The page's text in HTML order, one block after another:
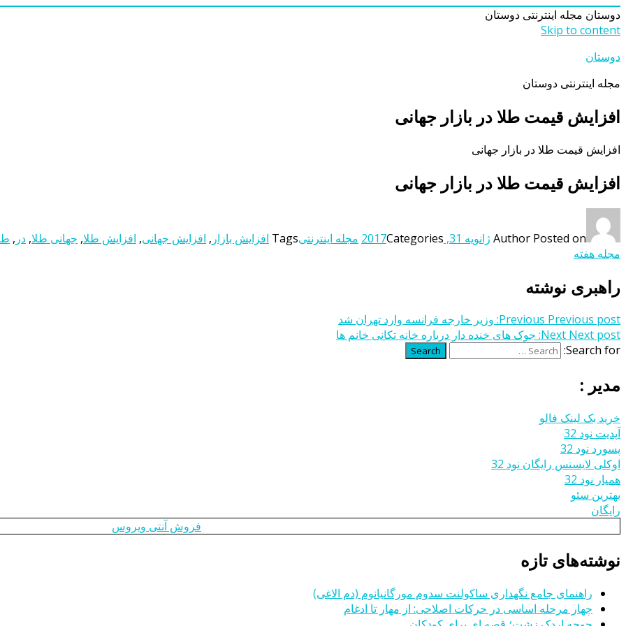
دوستان مجله اینترنتی دوستان
Skip to content
دوستان
مجله اینترنتی دوستان
افزایش قیمت طلا در بازار جهانی
افزایش قیمت طلا در بازار جهانی
افزایش قیمت طلا در بازار جهانی
Author Posted on ژانویه 31, 2017 Categories مجله اینترنتیTags افزایش بازار , افزایش جهانی, افزایش طلا, جهانی طلا, در ,
مجله هفته
راهبری نوشته
Previous Previous post:
وزیر خارجه فرانسه وارد تهران شد
Next Next post:
جوک های خنده دار درباره خانه تکانی خانم ها
Search for:
Search
مدیر :
خرید بک لینک فالو
آپدیت نود 32
پسورد نود 32
اوکلی لایسنس رایگان نود 32
همیار نود 32
بهترین سئو
رایگان
فروش آنتی ویروس
نوشته‌های تازه
راهنمای جامع نگهداری ساکولنت سدوم مورگانیانوم (دم الاغی)
چهار مرحله اساسی در حرکات اصلاحی: از مهار تا ادغام